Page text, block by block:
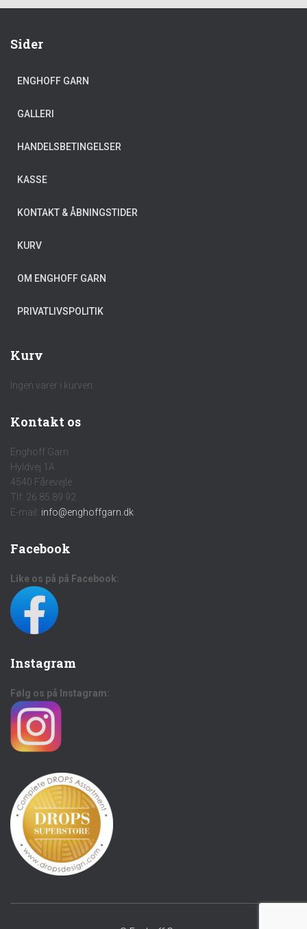
Sider
ENGHOFF GARN
GALLERI
HANDELSBETINGELSER
KASSE
KONTAKT & ÅBNINGSTIDER
KURV
OM ENGHOFF GARN
PRIVATLIVSPOLITIK
Kurv
Ingen varer i kurven.
Kontakt os
Enghoff Garn
Hyldvej 1A
4540 Fårevejle
Tlf: 26 85 89 92
E-mail: info@enghoffgarn.dk
Facebook
Like os på på Facebook:
Instagram
Følg os på Instagram: